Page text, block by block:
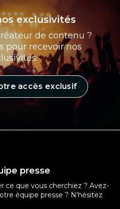
exclusivités
de contenu ?
pour recevoir nos
accès exclusif
presse
ce que vous cherchiez ? Avez-
équipe presse ? N'hésitez